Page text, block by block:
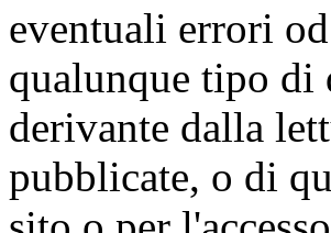
eventuali errori
qualunque tipo di
derivante dalla
pubblicate, o di